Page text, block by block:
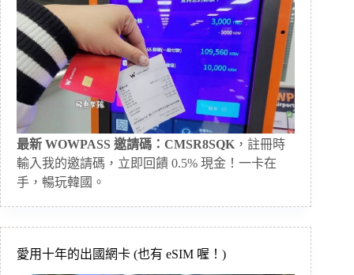
最新 WOWPASS 邀請碼：CMSR8SQK ，註冊時
輸入我的邀請碼，立即回饋 0.5% 現金！一卡在
手，暢玩韓國。
愛用十年的出國網卡 (也有 eSIM 喔！)